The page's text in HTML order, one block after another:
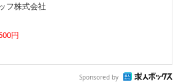
フ株式会社
円
Sponsored by